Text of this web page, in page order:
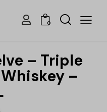
0
– Triple
–